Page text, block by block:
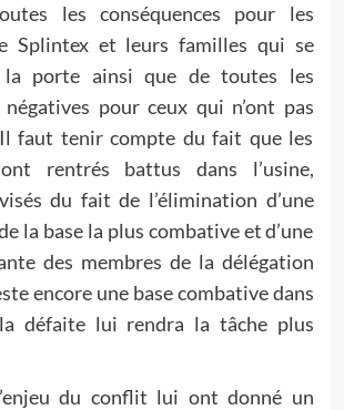
les conséquences pour les
Splintex et leurs familles qui se
porte ainsi que de toutes les
négatives pour ceux qui n’ont pas
faut tenir compte du fait que les
rentrés battus dans l’usine,
du fait de l’élimination d’une
la base la plus combative et d’une
des membres de la délégation
encore une base combative dans
la défaite lui rendra la tâche plus
du conflit lui ont donné un